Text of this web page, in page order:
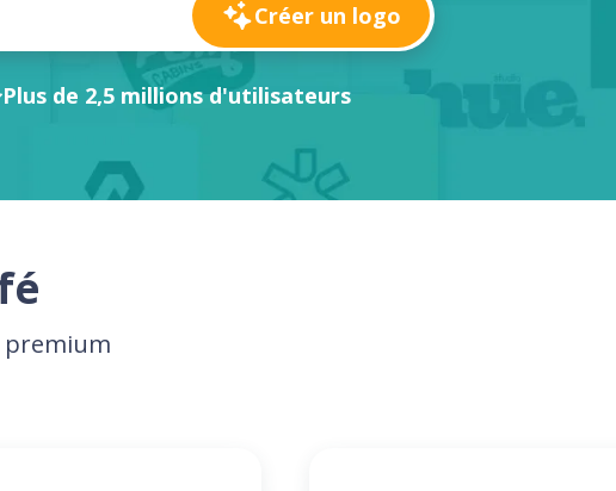
Créer un logo
Plus de 2,5 millions d'utilisateurs
premium